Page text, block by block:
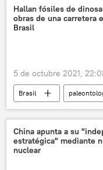
resucitación
cambio climático
Hallan fósiles de
obras de una carretera
Brasil
5 de octubre 2021,
Brasil
Ciencia
China apunta a su
estratégica" mediante
nuclear